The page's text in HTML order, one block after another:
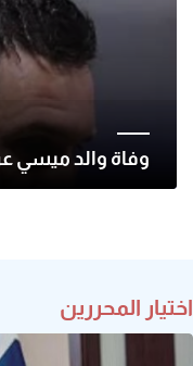
وفاة والد ميسي عن 68 عاما بعد صراع مع
اختيار المحررين